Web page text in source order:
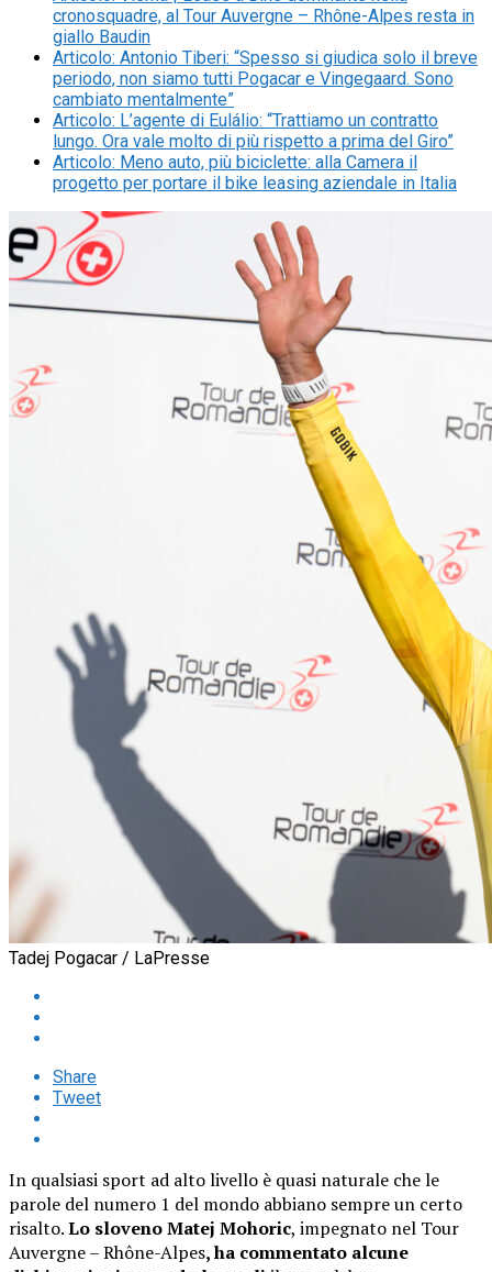
cronosquadre, al Tour Auvergne – Rhône-Alpes resta in
giallo Baudin
Articolo: Antonio Tiberi: “Spesso si giudica solo il breve
periodo, non siamo tutti Pogacar e Vingegaard. Sono
cambiato mentalmente”
Articolo: L’agente di Eulálio: “Trattiamo un contratto
lungo. Ora vale molto di più rispetto a prima del Giro”
Articolo: Meno auto, più biciclette: alla Camera il
progetto per portare il bike leasing aziendale in Italia
Tadej Pogacar / LaPresse
Share
Tweet
In qualsiasi sport ad alto livello è quasi naturale che le
parole del numero 1 del mondo abbiano sempre un certo
risalto.Lo sloveno Matej Mohoric, impegnato nel Tour
Auvergne – Rhône-Alpes, ha commentato alcune